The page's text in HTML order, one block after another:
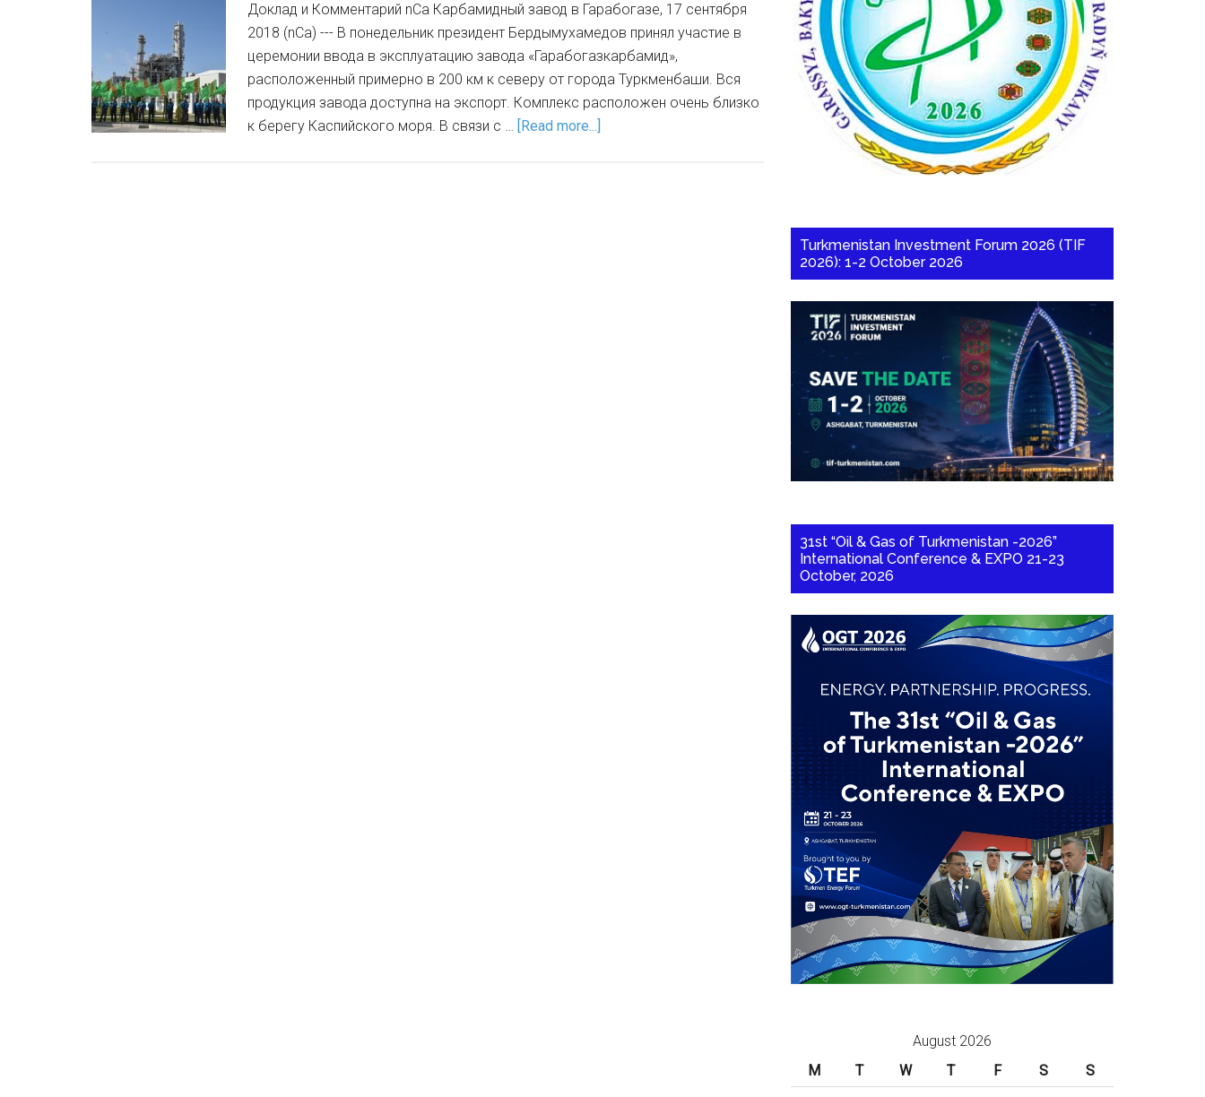
Доклад и Комментарий nCa Карбамидный завод в Гарабогазе, 17 сентября
2018 (nCa) --- В понедельник президент Бердымухамедов принял участие в
церемонии ввода в эксплуатацию завода «Гарабогазкарбамид»,
расположенный примерно в 200 км к северу от города Туркменбаши. Вся
продукция завода доступна на экспорт. Комплекс расположен очень близко
к берегу Каспийского моря. В связи с … [Read more...]
Turkmenistan Investment Forum 2026 (TIF
2026): 1-2 October 2026
31st “Oil & Gas of Turkmenistan -2026”
International Conference & EXPO 21-23
October, 2026
August 2026
M
T W T F S S